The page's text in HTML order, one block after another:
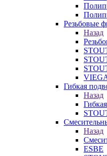
Резьбовые
Назад
Гибкая
Назад
Назад
ESBE